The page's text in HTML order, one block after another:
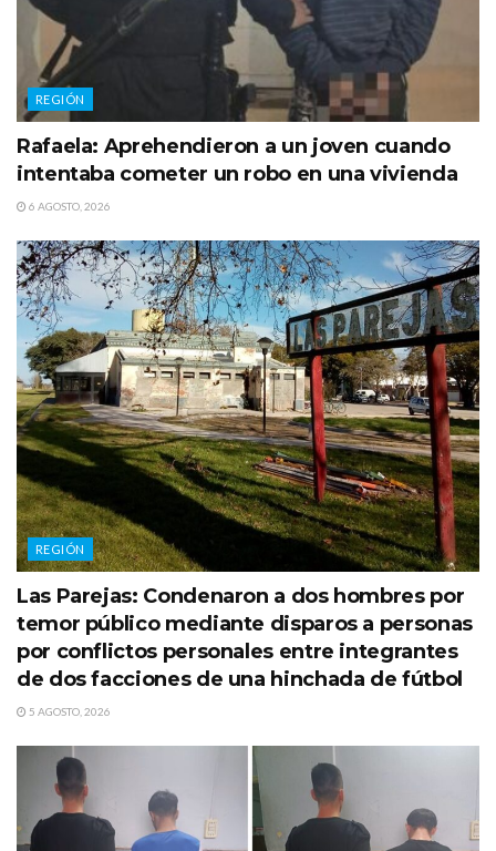
REGIÓN
Rafaela: Aprehendieron a un joven cuando
intentaba cometer un robo en una vivienda
6 AGOSTO, 2026
REGIÓN
Las Parejas: Condenaron a dos hombres por
temor público mediante disparos a personas
por conflictos personales entre integrantes
de dos facciones de una hinchada de fútbol
5 AGOSTO, 2026